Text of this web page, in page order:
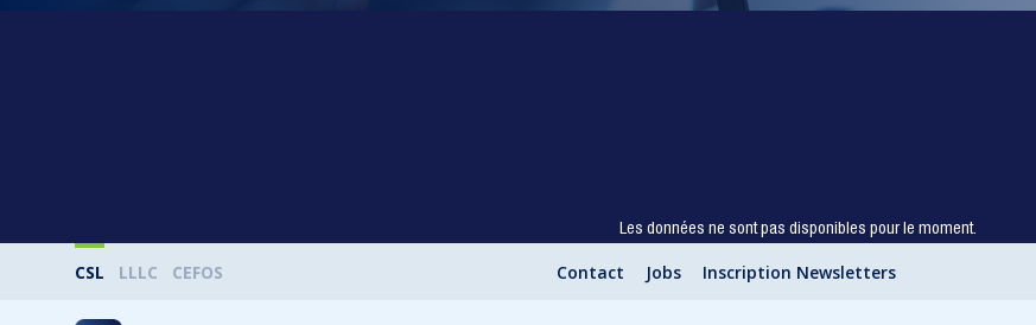
Les données ne sont pas disponibles pour le moment.
CSL LLLC CEFOS Contact Jobs Inscription Newsletters